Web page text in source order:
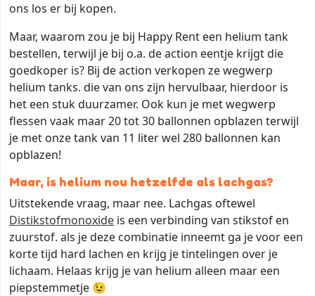
ons los er bij kopen.
Maar, waarom zou je bij Happy Rent een helium tank
bestellen, terwijl je bij o.a. de action eentje krijgt die
goedkoper is? Bij de action verkopen ze wegwerp
helium tanks. die van ons zijn hervulbaar, hierdoor is
het een stuk duurzamer. Ook kun je met wegwerp
flessen vaak maar 20 tot 30 ballonnen opblazen terwijl
je met onze tank van 11 liter wel 280 ballonnen kan
opblazen!
Maar, is helium nou hetzelfde als lachgas?
Uitstekende vraag, maar nee. Lachgas oftewel
Distikstofmonoxide is een verbinding van stikstof en
zuurstof. als je deze combinatie inneemt ga je voor een
korte tijd hard lachen en krijg je tintelingen over je
lichaam. Helaas krijg je van helium alleen maar een
piepstemmetje 😉